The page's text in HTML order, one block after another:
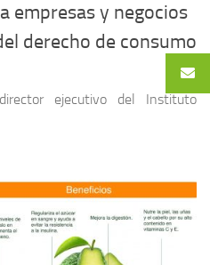
empresas y negocios
derecho de consumo
ejecutivo del Instituto